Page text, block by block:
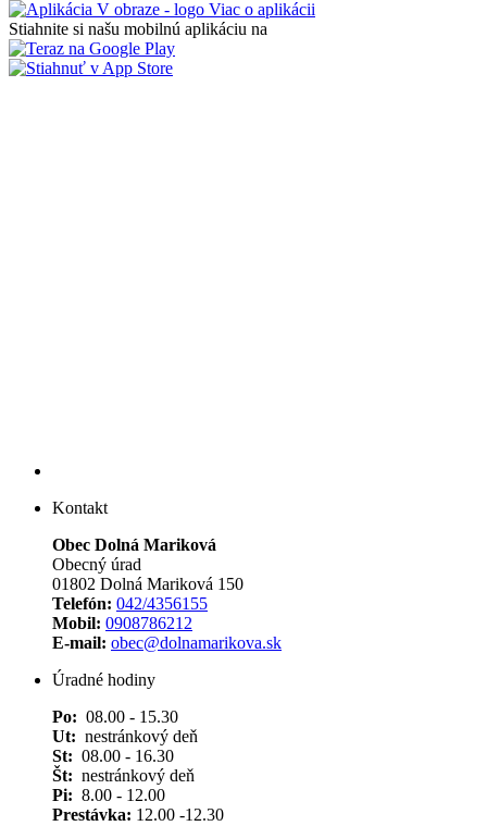
Viac o aplikácii
Stiahnite si našu mobilnú aplikáciu na
Kontakt
Obec Dolná Mariková
Obecný úrad
01802 Dolná Mariková 150
Telefón: 042/4356155
Mobil: 0908786212
E-mail: obec@dolnamarikova.sk
Úradné hodiny
Po: 08.00 - 15.30
Ut: nestránkový deň
St: 08.00 - 16.30
Št: nestránkový deň
Pi: 8.00 - 12.00
Prestávka: 12.00 -12.30